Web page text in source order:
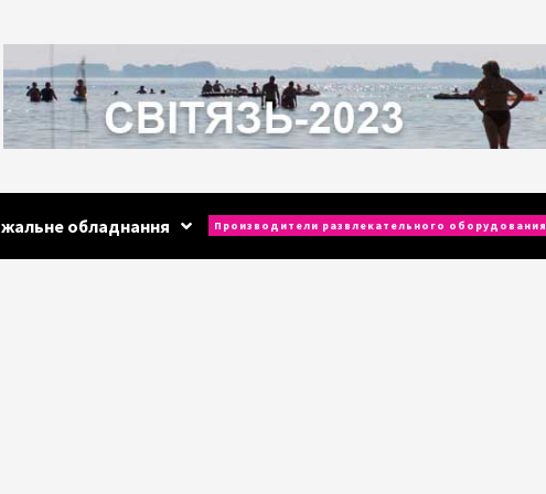
обладнання Производители развлекательного оборудования